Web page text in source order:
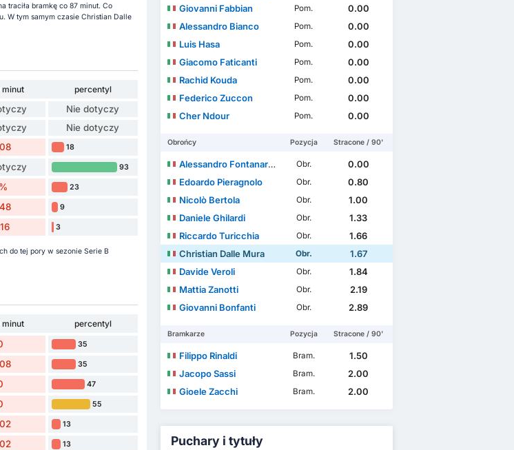
traciła bramkę co 87 minut. Co
W tym samym czasie Christian Dalle
minut
percentyl
Nie dotyczy
Nie dotyczy
18
93
23
9
3
do tej pory w sezonie Serie B
minut
percentyl
35
35
47
55
13
13
Giovanni Fabbian
Pom.
0.00
Alessandro Bianco
Pom.
0.00
Luis Hasa
Pom.
0.00
Giacomo Faticanti
Pom.
0.00
Rachid Kouda
Pom.
0.00
Federico Zuccon
Pom.
0.00
Cher Ndour
Pom. 0.00
Obrońcy Pozycja Stracone / 90'
Alessandro Fontanarosa Obr.
0.00
Edoardo Pieragnolo
Obr.
0.80
Nicolò Bertola
Obr.
1.00
Daniele Ghilardi
Obr.
1.33
Riccardo Turicchia
Obr.
1.66
Christian Dalle Mura
Obr.
1.67
Davide Veroli
Obr.
1.84
Mattia Zanotti
Obr.
2.19
Giovanni Bonfanti
Obr. 2.89
Bramkarze Pozycja Stracone / 90'
Filippo Rinaldi Bram.
1.50
Jacopo Sassi
Bram.
2.00
Gioele Zacchi
Bram. 2.00
Puchary i tytuły